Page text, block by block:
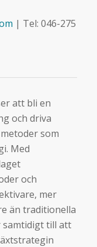
| Tel: 046-275
att bli en
och driva
som
Med
och
mer
än traditionella
samtidigt till att